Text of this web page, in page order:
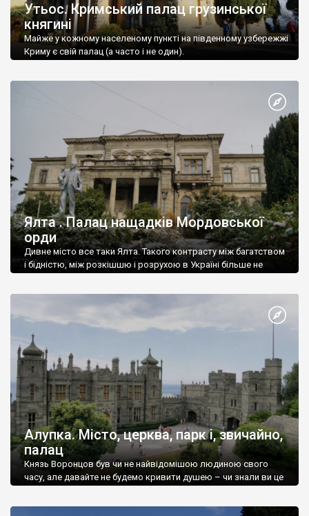
Утьос. Кримський палац грузинської
княгині
Майже у кожному населеному пункті на південному узбережжі
Криму є свій палац (а часто і не один).
Ялта . Палац нащадків Мордовської
орди
Дивне місто все таки Ялта. Такого контрасту між багатством
і бідністю, між розкішшю і розрухою в Україні більше не
Алупка. Місто, церква, парк і, звичайно,
палац
Князь Воронцов був чи не найвідомішою людиною свого
часу, але давайте не будемо кривити душею – чи знали ви це